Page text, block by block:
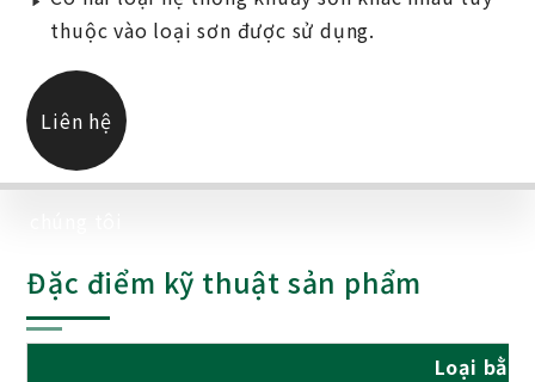
thuộc vào loại sơn được sử dụng.
Liên hệ
Đặc điểm kỹ thuật sản phẩm
Loại